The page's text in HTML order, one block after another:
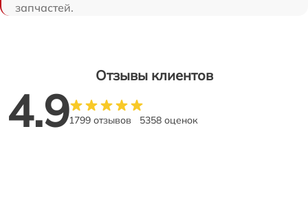
запчастей.
Отзывы клиентов
4.91799 отзывов 5358 оценок